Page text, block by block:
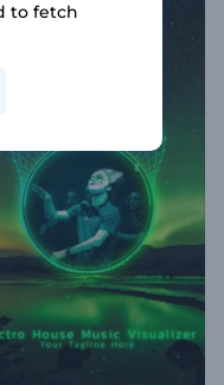
to fetch